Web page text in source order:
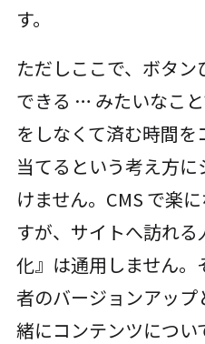
す。
ただしここで、ボタ
できる … みたいなこ
をしなくて済む時間
当てるという考え方
けません。CMS で楽
すが、サイトへ訪れ
化』は通用しません
者のバージョンアッ
緒にコンテンツについ